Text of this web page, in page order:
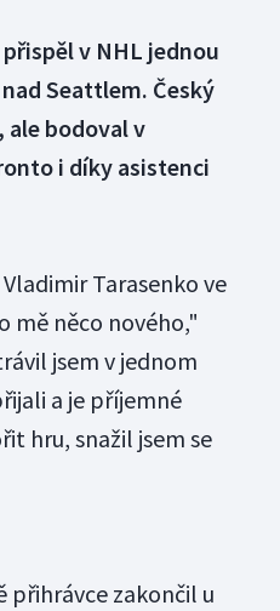
v NHL jednou
Seattlem. Český
bodoval v
i díky asistenci
Tarasenko ve
mě něco nového,"
jsem v jednom
a je příjemné
hru, snažil jsem se
přihrávce zakončil u